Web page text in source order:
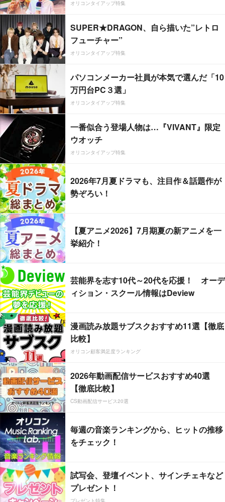
オリコンタイアップ特集
SUPER★DRAGON、自ら描いた”レトロ
フューチャー”
オリコンタイアップ特集
パソコンメーカー社員が本気で選んだ「10
万円台PC３選」
オリコンタイアップ特集
一番似合う登場人物は…『VIVANT』限定
ウオッチ
オリコンタイアップ特集
2026年7月夏ドラマも、注目作＆話題作が
勢ぞろい！
【夏アニメ2026】7月期夏の新アニメを一
挙紹介！
芸能界を志す10代～20代を応援！ オーデ
ィション・スクール情報はDeview
漫画読み放題サブスクおすすめ11選【徹底
比較】
オリコン顧客満足度ランキング
2026年動画配信サービスおすすめ40選
【徹底比較】
CS動画配信サービス20選
毎週の音楽ランキングから、ヒットの推移
をチェック！
試写会、登壇イベント、サインチェキなど
プレゼント！